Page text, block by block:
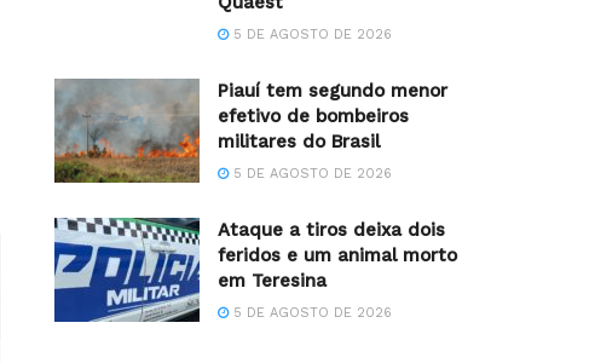
5 DE AGOSTO DE 2026
Piauí tem segundo menor
efetivo de bombeiros
militares do Brasil
5 DE AGOSTO DE 2026
Ataque a tiros deixa dois
feridos e um animal morto
em Teresina
5 DE AGOSTO DE 2026